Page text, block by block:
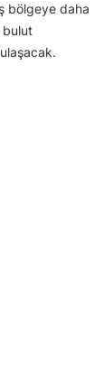
bölgeye daha
bulut